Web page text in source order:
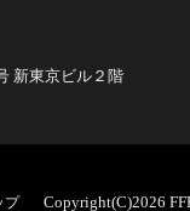
新東京ビル２階
プ Copyright(C)2026